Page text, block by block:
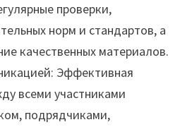
проверки,
норм и стандартов, а
качественных материалов.
Эффективная
всеми участниками
подрядчиками,